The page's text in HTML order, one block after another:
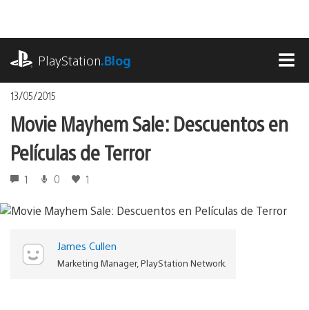
contenido
PlayStation.Blog
13/05/2015
Movie Mayhem Sale: Descuentos en
Películas de Terror
1 0 1
James Cullen
Marketing Manager, PlayStation Network.